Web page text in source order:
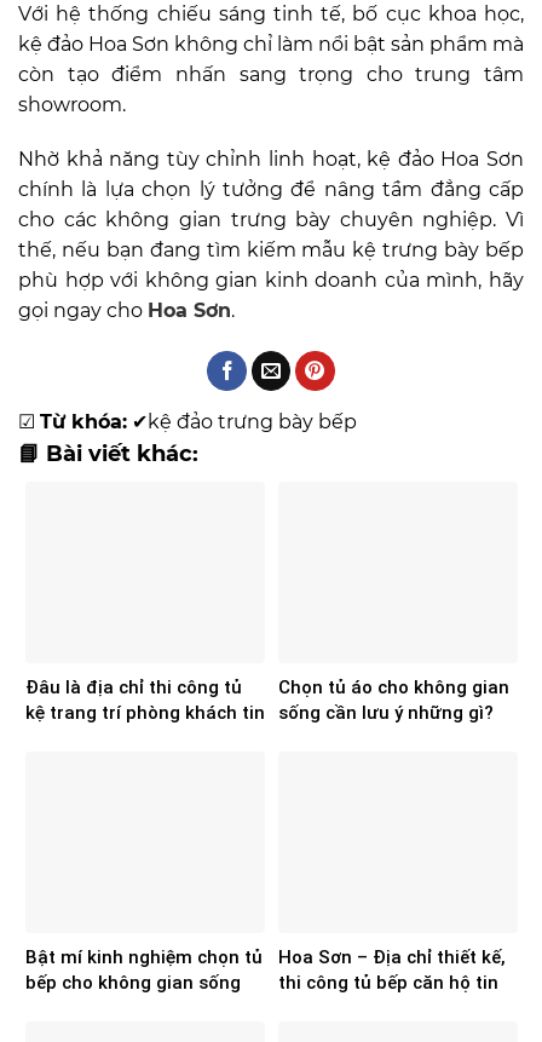
Với hệ thống chiếu sáng tinh tế, bố cục khoa học,
kệ đảo Hoa Sơn không chỉ làm nổi bật sản phẩm mà
còn tạo điểm nhấn sang trọng cho trung tâm
showroom.
Nhờ khả năng tùy chỉnh linh hoạt, kệ đảo Hoa Sơn
chính là lựa chọn lý tưởng để nâng tầm đẳng cấp
cho các không gian trưng bày chuyên nghiệp. Vì
thế, nếu bạn đang tìm kiếm mẫu kệ trưng bày bếp
phù hợp với không gian kinh doanh của mình, hãy
gọi ngay cho Hoa Sơn.
☑ Từ khóa: ✔kệ đảo trưng bày bếp
📘 Bài viết khác:
Đâu là địa chỉ thi công tủ
kệ trang trí phòng khách tin
Chọn tủ áo cho không gian
sống cần lưu ý những gì?
Bật mí kinh nghiệm chọn tủ
bếp cho không gian sống
Hoa Sơn – Địa chỉ thiết kế,
thi công tủ bếp căn hộ tin